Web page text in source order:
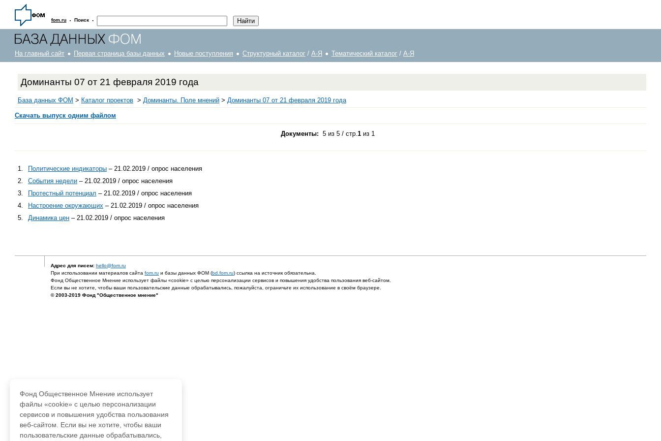
fom.ru · Поиск ·
На главный сайт Первая страница базы данных Новые поступления Структурный каталог / А-Я Тематический каталог / А-Я
Доминанты 07 от 21 февраля 2019 года
База данных ФОМ > Каталог проектов > Доминанты. Поле мнений > Доминанты 07 от 21 февраля 2019 года
Скачать выпуск одним файлом
Документы: 5 из 5 / стр. 1из 1
1. Политические индикаторы – 21.02.2019 / опрос населения
2.
События недели – 21.02.2019 / опрос населения
3.
Протестный потенциал – 21.02.2019 / опрос населения
4.
Настроение окружающих – 21.02.2019 / опрос населения
5.
Динамика цен – 21.02.2019 / опрос населения
Адрес для писем: hello@fom.ru
При использовании материалов сайта fom.ru и базы данных ФОМ (bd.fom.ru) ссылка на источник обязательна.
Фонд Общественное Мнение использует файлы «cookie» с целью персонализации сервисов и повышения удобства пользования веб-сайтом.
Если вы не хотите, чтобы ваши пользовательские данные обрабатывались, пожалуйста, ограничьте их использование в своём браузере.
© 2003-2019 Фонд "Общественное мнение"
Фонд Общественное Мнение использует
файлы «cookie» с целью персонализации
сервисов и повышения удобства пользования
веб-сайтом. Если вы не хотите, чтобы ваши
пользовательские данные обрабатывались,